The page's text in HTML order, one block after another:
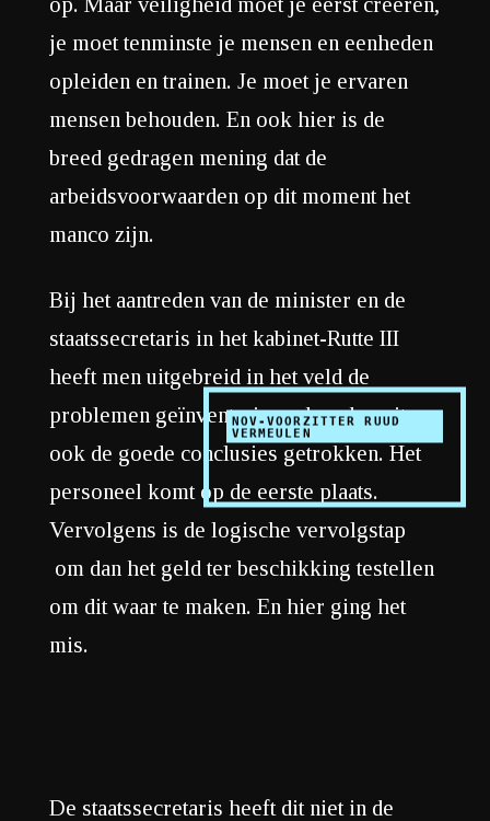
je moet tenminste je mensen en eenheden
opleiden en trainen. Je moet je ervaren
mensen behouden. En ook hier is de
breed gedragen mening dat de
arbeidsvoorwaarden op dit moment het
manco zijn.
Bij het aantreden van de minister en de
staatssecretaris in het kabinet-Rutte III
heeft men uitgebreid in het veld de
problemen geïnventariseerd en daaruit
ook de goede conclusies getrokken. Het
personeel komt op de eerste plaats.
Vervolgens is de logische vervolgstap
om dan het geld ter beschikking testellen
om dit waar te maken. En hier ging het
mis.
NOV-VOORZITTER RUUD
VERMEULEN
De staatssecretaris heeft dit niet in de